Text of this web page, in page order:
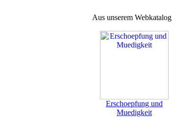
Aus unserem Webkatalog
Erschoepfung und
Muedigkeit